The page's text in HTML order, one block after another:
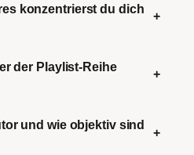
konzentrierst du dich
+
der Playlist-Reihe
+
und wie objektiv sind
+